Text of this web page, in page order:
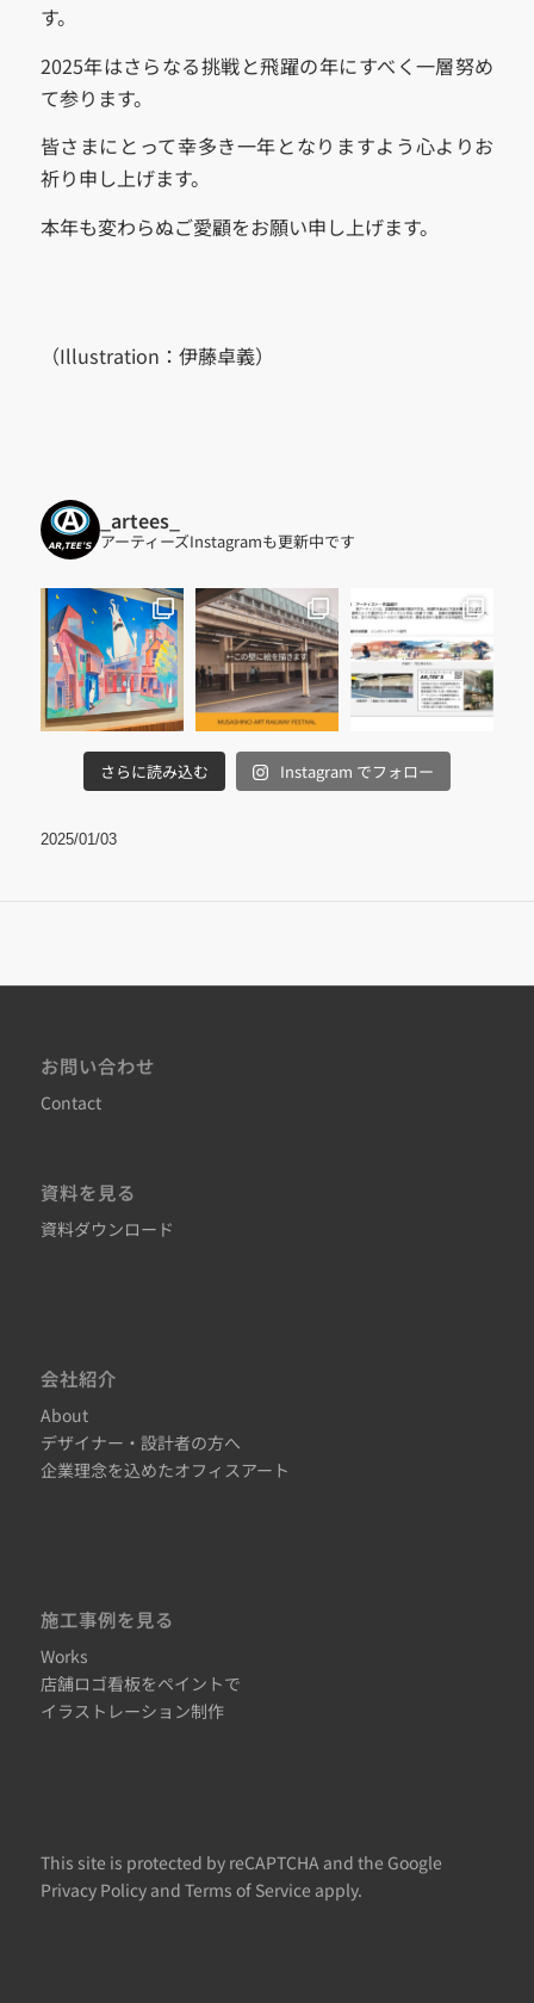
す。
2025年はさらなる挑戦と飛躍の年にすべく一層努め
て参ります。
皆さまにとって幸多き一年となりますよう心よりお
祈り申し上げます。
本年も変わらぬご愛顧をお願い申し上げます。
（Illustration：伊藤卓義）
_artees_
アーティーズInstagramも更新中です
さらに読み込む Instagram でフォロー
2025/01/03
お問い合わせ
Contact
資料を見る
資料ダウンロード
会社紹介
About
デザイナー・設計者の方へ
企業理念を込めたオフィスアート
施工事例を見る
Works
店舗ロゴ看板をペイントで
イラストレーション制作
This site is protected by reCAPTCHA and the Google
Privacy Policyand Terms of Service apply.